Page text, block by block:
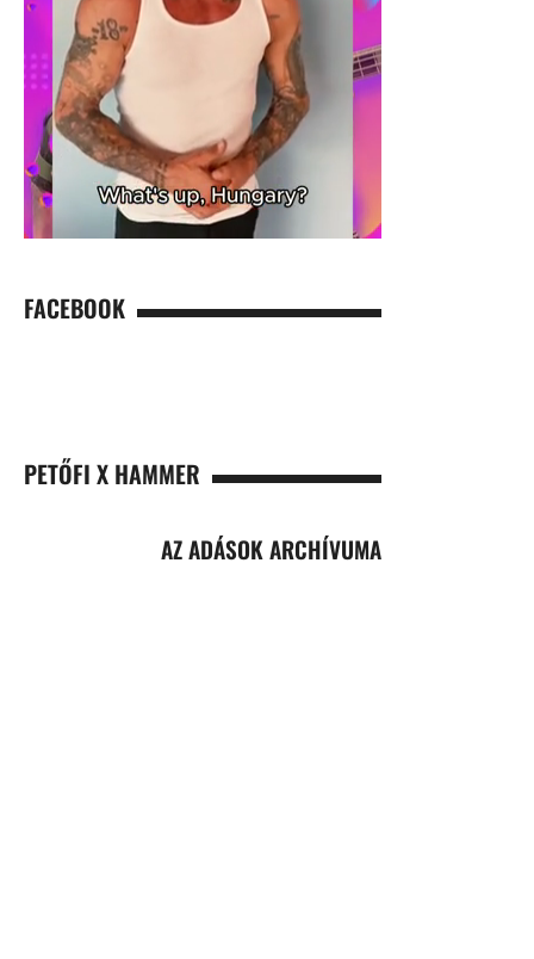
FACEBOOK
PETŐFI X HAMMER
AZ ADÁSOK ARCHÍVUMA